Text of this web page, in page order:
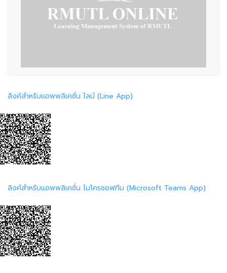
ลิงค์สำหรับแอพพลิเคชั่น ไลน์ (Line App)
ลิงค์สำหรับแอพพลิเคชั่น ไมโครซอฟทีม (Microsoft Teams App)